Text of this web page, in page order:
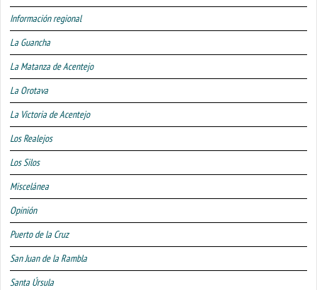
Información regional
La Guancha
La Matanza de Acentejo
La Orotava
La Victoria de Acentejo
Los Realejos
Los Silos
Miscelánea
Opinión
Puerto de la Cruz
San Juan de la Rambla
Santa Úrsula